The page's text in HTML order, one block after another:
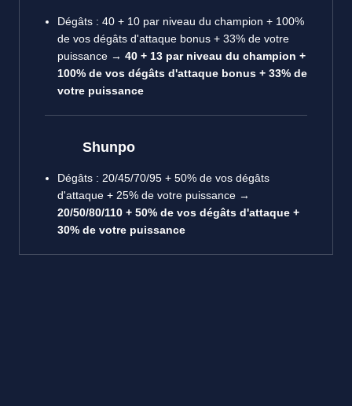
Dégâts : 40 + 10 par niveau du champion + 100%
de vos dégâts d'attaque bonus + 33% de votre
puissance → 40 + 13 par niveau du champion +
100% de vos dégâts d'attaque bonus + 33% de
votre puissance
Shunpo
Dégâts : 20/45/70/95 + 50% de vos dégâts
d'attaque + 25% de votre puissance →
20/50/80/110 + 50% de vos dégâts d'attaque +
30% de votre puissance